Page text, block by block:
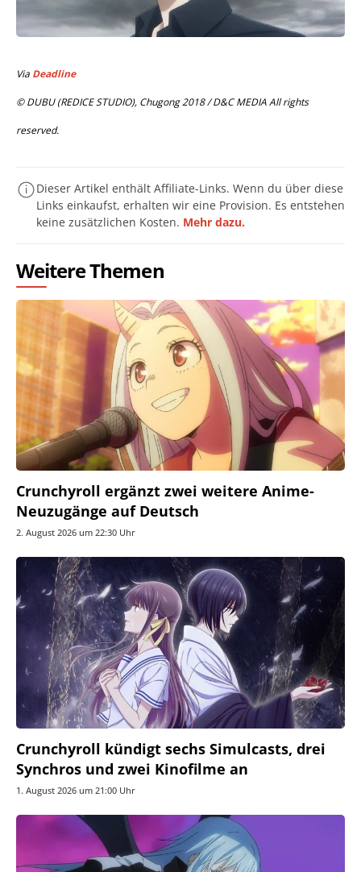
Via Deadline
© DUBU (REDICE STUDIO), Chugong 2018 / D&C MEDIA All rights
reserved.
Dieser Artikel enthält Affiliate-Links. Wenn du über diese
Links einkaufst, erhalten wir eine Provision. Es entstehen
keine zusätzlichen Kosten. Mehr dazu.
Weitere Themen
Crunchyroll ergänzt zwei weitere Anime-
Neuzugänge auf Deutsch
2. August 2026 um 22:30 Uhr
Crunchyroll kündigt sechs Simulcasts, drei
Synchros und zwei Kinofilme an
1. August 2026 um 21:00 Uhr